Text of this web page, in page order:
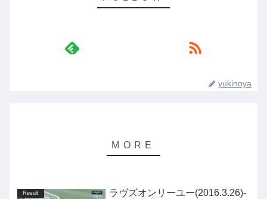
yukinoya
Result
ラヴズオンリーユー(2016.3.26)-